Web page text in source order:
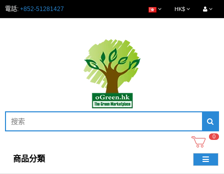
電話: +852-51281427 HK$
0
商品分類